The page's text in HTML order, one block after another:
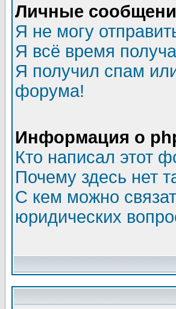
Личные
Я не могу
Я всё время
Я получил спам
форума!
Информация о
Кто написал этот
Почему здесь нет
С кем можно
юридических